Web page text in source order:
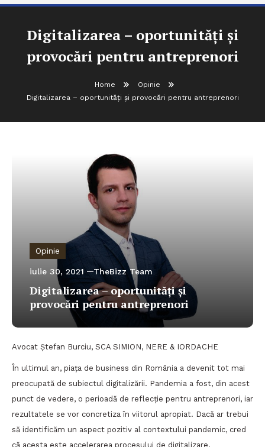
Digitalizarea – oportunități și
provocări pentru antreprenori
Home
Opinie
Digitalizarea – oportunități și provocări pentru antreprenori
Opinie
iulie 30, 2021 TheBizz Team
Digitalizarea – oportunități și
provocări pentru antreprenori
Avocat Ștefan Burciu, SCA SIMION, NERE & IORDACHE
În ultimul an, piața de business din România a devenit tot mai
preocupată de subiectul digitalizării. Pandemia a fost, din acest
punct de vedere, o perioadă de reflecție pentru antreprenori, iar
rezultatele se vor concretiza în viitorul apropiat. Dacă ar trebui
să identificăm un aspect pozitiv al contextului pandemic, cred
că acesta este accelerarea procesului de digitalizare.